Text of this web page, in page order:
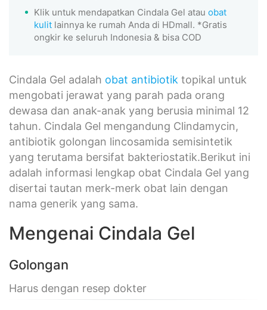
Klik untuk mendapatkan Cindala Gel atau obat
kulit lainnya ke rumah Anda di HDmall. *Gratis
ongkir ke seluruh Indonesia & bisa COD
Cindala Gel adalah obat antibiotik topikal untuk
mengobati jerawat yang parah pada orang
dewasa dan anak-anak yang berusia minimal 12
tahun. Cindala Gel mengandung Clindamycin,
antibiotik golongan lincosamida semisintetik
yang terutama bersifat bakteriostatik.Berikut ini
adalah informasi lengkap obat Cindala Gel yang
disertai tautan merk-merk obat lain dengan
nama generik yang sama.
Mengenai Cindala Gel
Golongan
Harus dengan resep dokter